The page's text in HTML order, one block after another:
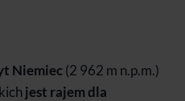
Niemiec(2 962 m n.p.m.)
jest rajem dla